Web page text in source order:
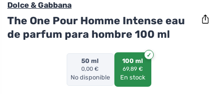
Dolce & Gabbana
The One Pour Homme Intense eau
de parfum para hombre 100 ml
50 ml
0,00 €
No disponible
100 ml
69,89 €
En stock